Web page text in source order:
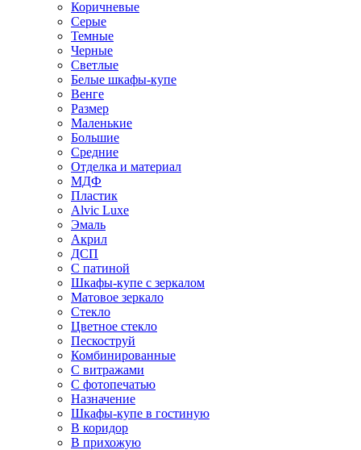
Коричневые
Серые
Темные
Черные
Светлые
Белые шкафы-купе
Венге
Размер
Маленькие
Большие
Средние
Отделка и материал
МДФ
Пластик
Alvic Luxe
Эмаль
Акрил
ДСП
С патиной
Шкафы-купе с зеркалом
Матовое зеркало
Стекло
Цветное стекло
Пескоструй
Комбинированные
С витражами
С фотопечатью
Назначение
Шкафы-купе в гостиную
В коридор
В прихожую